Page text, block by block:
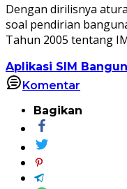
Dengan dirilisnya
soal pendirian
Tahun 2005 tentang
Aplikasi SIM
Komentar
Bagikan